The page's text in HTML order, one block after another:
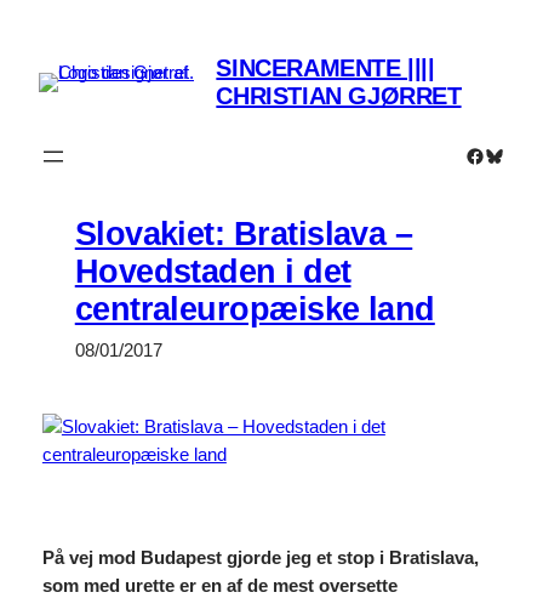
indhold
SINCERAMENTE ||||
CHRISTIAN GJØRRET
Slovakiet: Bratislava –
Hovedstaden i det
centraleuropæiske land
08/01/2017
På vej mod Budapest gjorde jeg et stop i Bratislava,
som med urette er en af de mest oversette